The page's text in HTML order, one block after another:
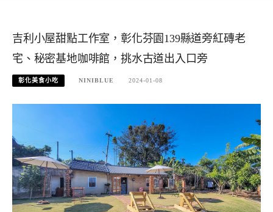
吉利小屋甜點工作室，彰化芬園139縣道旁紅磚老
宅、秘密基地咖啡館，挑水古道出入口旁
彰化美食小吃 NINIBLUE 2024-01-08